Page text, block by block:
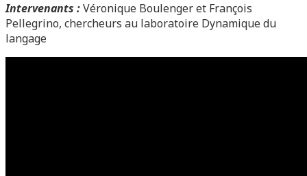
Intervenants :Véronique Boulenger et François
Pellegrino, chercheurs au laboratoire Dynamique du
langage